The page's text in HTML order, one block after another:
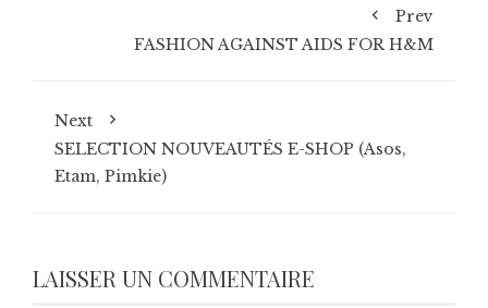
Prev
FASHION AGAINST AIDS FOR H&M
Next
SELECTION NOUVEAUTÉS E-SHOP (Asos,
Etam, Pimkie)
LAISSER UN COMMENTAIRE